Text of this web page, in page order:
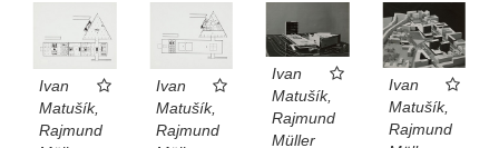
Ivan
Matušík,
Rajmund
Ivan
Matušík,
Rajmund
Ivan
Matušík,
Rajmund
Müller
Ivan
Matušík,
Rajmund